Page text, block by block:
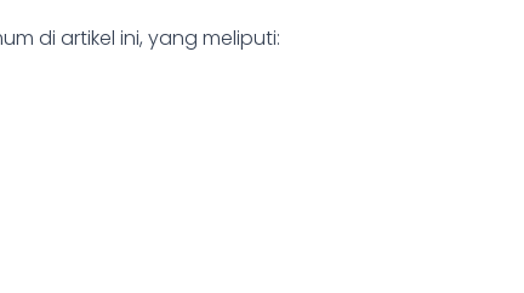
di artikel ini, yang meliputi: